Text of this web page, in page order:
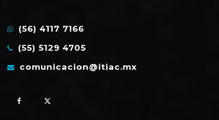
(56) 4117 7166
(55) 5129 4705
comunicacion@itiac.mx